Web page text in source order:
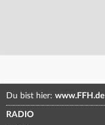
Du bist hier: www.FFH.de
RADIO